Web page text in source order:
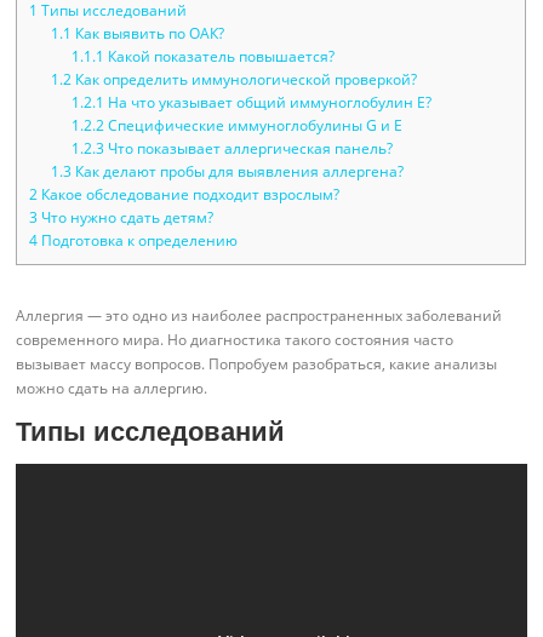
1 Типы исследований
1.1 Как выявить по ОАК?
1.1.1 Какой показатель повышается?
1.2Как определить иммунологической проверкой?
1.2.1 На что указывает общий иммуноглобулин Е?
1.2.2 Специфические иммуноглобулины G и E
1.2.3 Что показывает аллергическая панель?
1.3Как делают пробы для выявления аллергена?
2 Какое обследование подходит взрослым?
3 Что нужно сдать детям?
4 Подготовка к определению
Аллергия — это одно из наиболее распространенных заболеваний
современного мира. Но диагностика такого состояния часто
вызывает массу вопросов. Попробуем разобраться, какие анализы
можно сдать на аллергию.
Типы исследований